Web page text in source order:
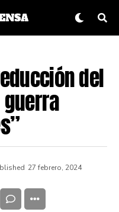
del
guerra
27 febrero, 2024